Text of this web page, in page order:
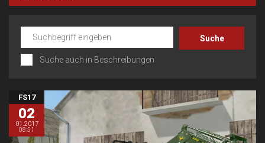
Suche auch in Beschreibungen
FS17
02
01.2017
08:51